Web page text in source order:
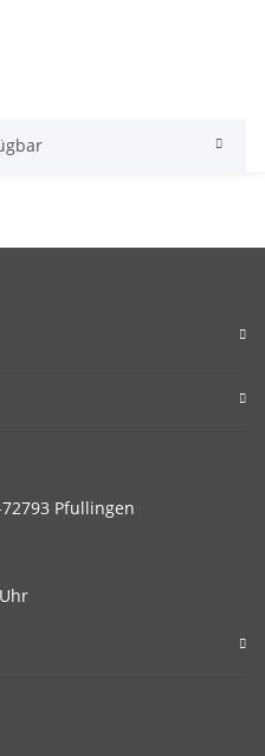
Pfullingen